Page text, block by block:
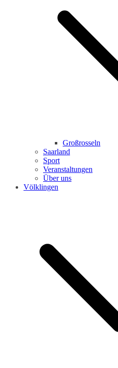
Großrosseln
Saarland
Sport
Veranstaltungen
Über uns
Völklingen